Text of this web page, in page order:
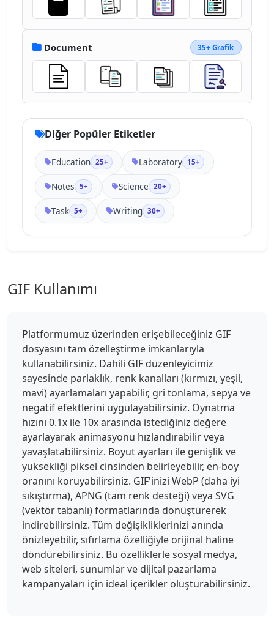
Document 35+ Grafik
Diğer Popüler Etiketler
Education 25+ Laboratory 15+
Notes 5+ Science 20+
Task 5+ Writing 30+
GIF Kullanımı
Platformumuz üzerinden erişebileceğiniz GIF
dosyasını tam özelleştirme imkanlarıyla
kullanabilirsiniz. Dahili GIF düzenleyicimiz
sayesinde parlaklık, renk kanalları (kırmızı, yeşil,
mavi) ayarlamaları yapabilir, gri tonlama, sepya ve
negatif efektlerini uygulayabilirsiniz. Oynatma
hızını 0.1x ile 10x arasında istediğiniz değere
ayarlayarak animasyonu hızlandırabilir veya
yavaşlatabilirsiniz. Boyut ayarları ile genişlik ve
yüksekliği piksel cinsinden belirleyebilir, en-boy
oranını koruyabilirsiniz. GIF'inizi WebP (daha iyi
sıkıştırma), APNG (tam renk desteği) veya SVG
(vektör tabanlı) formatlarında dönüştürerek
indirebilirsiniz. Tüm değişikliklerinizi anında
önizleyebilir, sıfırlama özelliğiyle orijinal haline
döndürebilirsiniz. Bu özelliklerle sosyal medya,
web siteleri, sunumlar ve dijital pazarlama
kampanyaları için ideal içerikler oluşturabilirsiniz.